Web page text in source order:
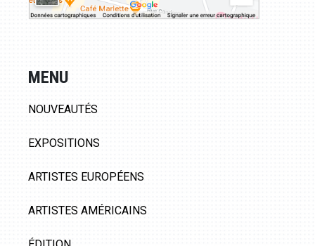
MENU
NOUVEAUTÉS
EXPOSITIONS
ARTISTES EUROPÉENS
ARTISTES AMÉRICAINS